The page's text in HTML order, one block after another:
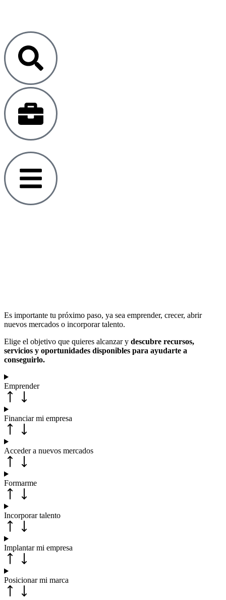
Es importante tu próximo paso, ya sea emprender, crecer, abrir
nuevos mercados o incorporar talento.
Elige el objetivo que quieres alcanzar y descubre recursos,
servicios y oportunidades disponibles para ayudarte a
conseguirlo.
Emprender
Financiar mi empresa
Acceder a nuevos mercados
Formarme
Incorporar talento
Implantar mi empresa
Posicionar mi marca